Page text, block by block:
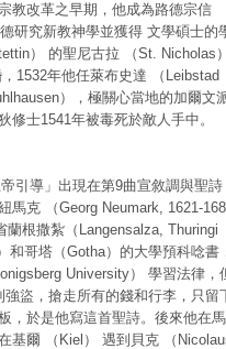
教改革之早期，他成為路德宗信
研究新教神學並獲得 文學碩士的
） 的聖尼古拉 （St. Nicholas）
1532年他任萊布史達 （Leibstad
），極關心當地的加爾文
士1541年被毒死於敵人手中。
引導」出現在第9曲宣敘調與聖詩
馬克 （Georg Neumark, 1621-168
蘭根撒紮（Langensalza, Thuringi
哥塔（Gotha）的大學預科唸書
University） 學習法律，
盜，搶走所有的錢和行李，只留
，於是他寫這首聖詩。後來他在馬
基爾 （Kiel） 遇到貝克 （